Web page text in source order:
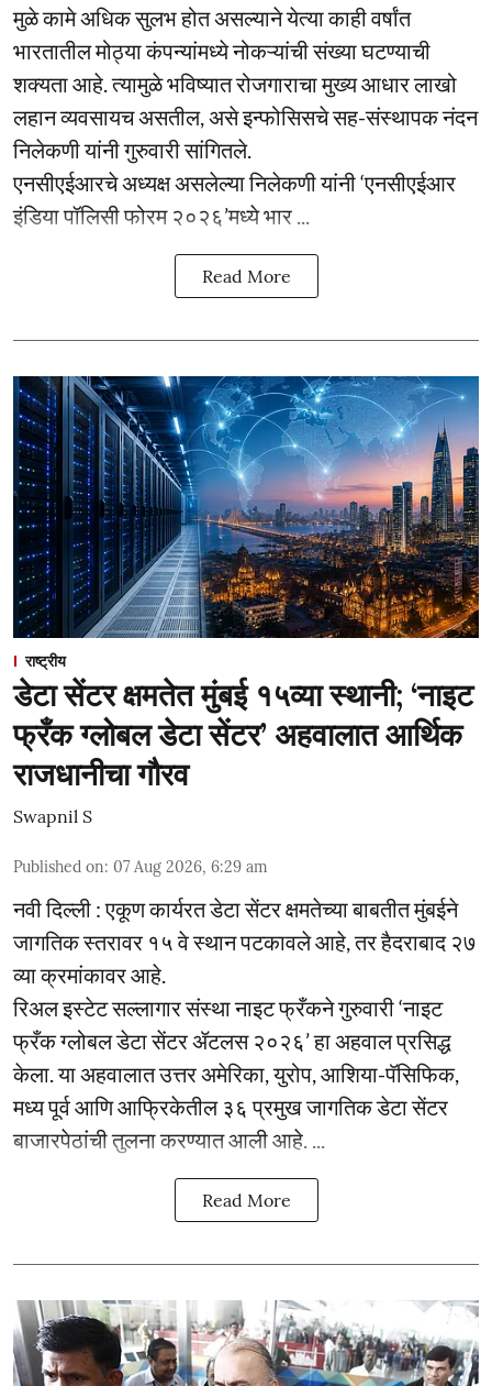
मुळे कामे अधिक सुलभ होत असल्याने येत्या काही वर्षांत
भारतातील मोठ्या कंपन्यांमध्ये नोकऱ्यांची संख्या घटण्याची
शक्यता आहे. त्यामुळे भविष्यात रोजगाराचा मुख्य आधार लाखो
लहान व्यवसायच असतील, असे इन्फोसिसचे सह-संस्थापक नंदन
निलेकणी यांनी गुरुवारी सांगितले.
एनसीएईआरचे अध्यक्ष असलेल्या निलेकणी यांनी ‘एनसीएईआर
इंडिया पॉलिसी फोरम २०२६’मध्ये भार ...
Read More
राष्ट्रीय
डेटा सेंटर क्षमतेत मुंबई १५व्या स्थानी; ‘नाइट
फ्रँक ग्लोबल डेटा सेंटर’ अहवालात आर्थिक
राजधानीचा गौरव
Swapnil S
Published on: 07 Aug 2026, 6:29 am
नवी दिल्ली : एकूण कार्यरत डेटा सेंटर क्षमतेच्या बाबतीत मुंबईने
जागतिक स्तरावर १५ वे स्थान पटकावले आहे, तर हैदराबाद २७
व्या क्रमांकावर आहे.
रिअल इस्टेट सल्लागार संस्था नाइट फ्रँकने गुरुवारी ‘नाइट
फ्रँक ग्लोबल डेटा सेंटर ॲटलस २०२६’ हा अहवाल प्रसिद्ध
केला. या अहवालात उत्तर अमेरिका, युरोप, आशिया-पॅसिफिक,
मध्य पूर्व आणि आफ्रिकेतील ३६ प्रमुख जागतिक डेटा सेंटर
बाजारपेठांची तुलना करण्यात आली आहे. ...
Read More